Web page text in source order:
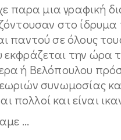
παρα μια γραφική
στο
παντού σε όλους
την ώρα
ή Βελόπουλου
συνωμοσίας
πολλοί και είναι
...